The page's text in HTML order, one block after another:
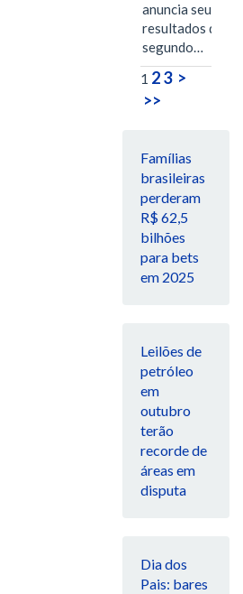
anuncia seus
resultados do
segundo…
1 23 >
>>
Famílias
brasileiras
perderam
R$ 62,5
bilhões
para bets
em 2025
Leilões de
petróleo
em
outubro
terão
recorde de
áreas em
disputa
Dia dos
Pais: bares